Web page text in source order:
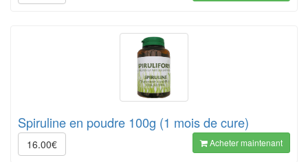
Spiruline en poudre 100g (1 mois de cure)
16.00€ Acheter maintenant